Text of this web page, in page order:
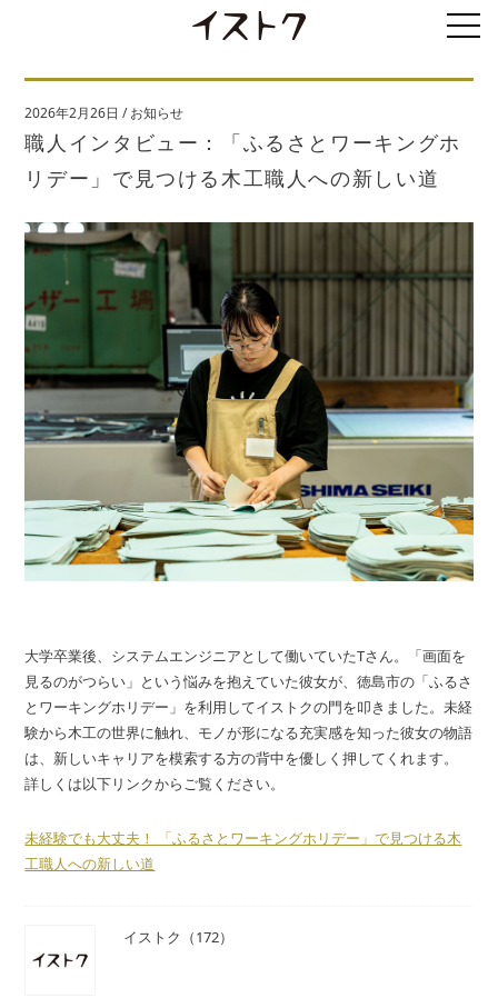
2026年2月26日 /お知らせ
職人インタビュー：「ふるさとワーキングホ
リデー」で見つける木工職人への新しい道
大学卒業後、システムエンジニアとして働いていたTさん。「画面を
見るのがつらい」という悩みを抱えていた彼女が、徳島市の「ふるさ
とワーキングホリデー」を利用してイストクの門を叩きました。未経
験から木工の世界に触れ、モノが形になる充実感を知った彼女の物語
は、新しいキャリアを模索する方の背中を優しく押してくれます。
詳しくは以下リンクからご覧ください。
未経験でも大丈夫！ 「ふるさとワーキングホリデー」で見つける木
工職人への新しい道
イストク（172）